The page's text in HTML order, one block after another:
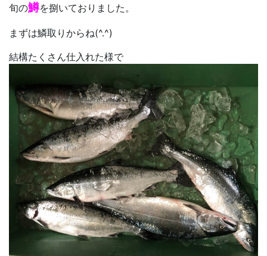
旬の鱒を捌いておりました。
まずは鱗取りからね(^.^)
結構たくさん仕入れた様で